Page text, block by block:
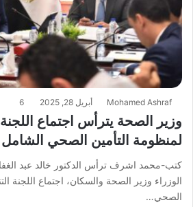
Mohamed Ashraf أبريل 28, 2025 6
وزير الصحة يترأس اجتماع اللجنة
لمنظومة التأمين الصحي الشامل
كتب-محمد اشرف ترأس الدكتور خالد عبد
الوزراء وزير الصحة والسكان، اجتماع اللجنة
الصحي…